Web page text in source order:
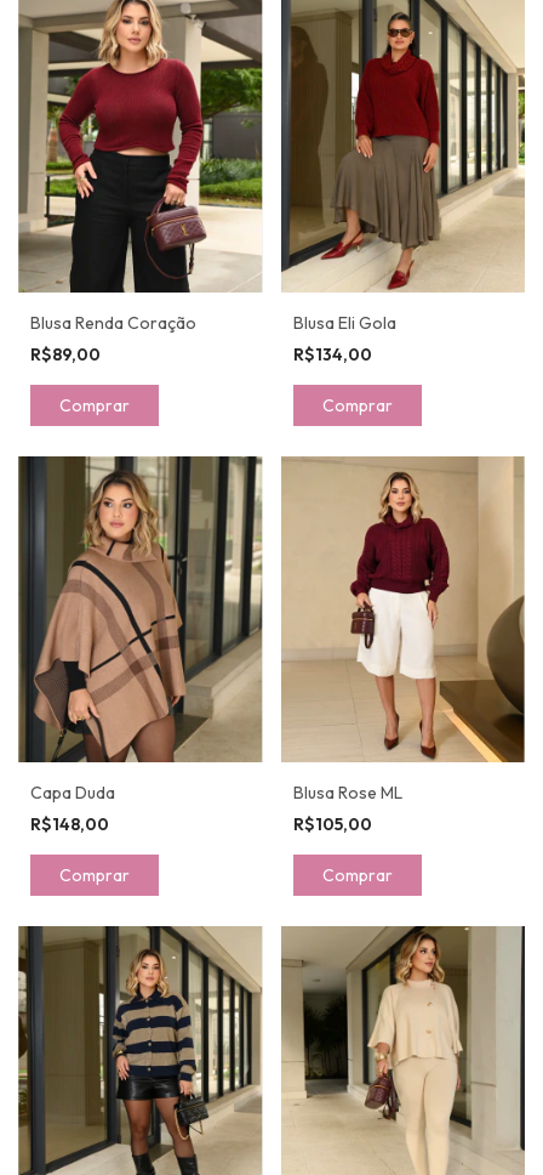
Blusa Renda Coração
R$89,00
Comprar
Blusa Eli Gola
R$134,00
Comprar
Capa Duda
R$148,00
Comprar
Blusa Rose ML
R$105,00
Comprar